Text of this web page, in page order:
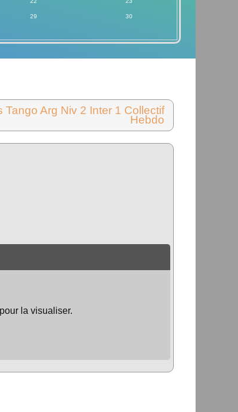
29 30
Tango Arg Niv 2 Inter 1 Collectif
Hebdo
la visualiser.